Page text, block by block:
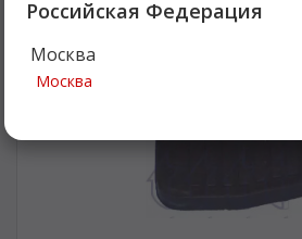
Российская Федерация
Москва
Москва